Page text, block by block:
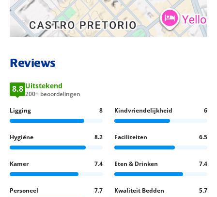
Reviews
8.8 Uitstekend
200+ beoordelingen
Ligging
8 Kindvriendelijkheid 6
Hygiëne 8.2 Faciliteiten 6.5
Kamer 7.4 Eten & Drinken 7.4
Personeel 7.7 Kwaliteit Bedden 5.7